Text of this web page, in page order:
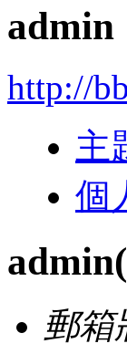
admin
http://
主
個
admin
郵箱